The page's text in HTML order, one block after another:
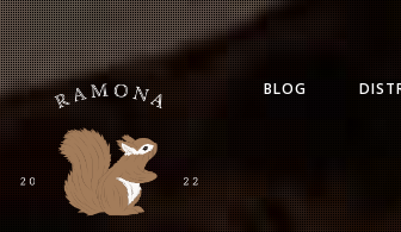
BLOG